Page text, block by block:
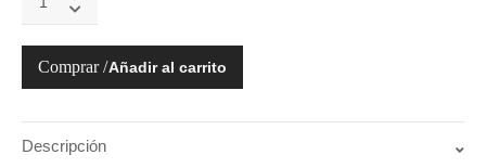
Submersible
PAM01024
Añadir al carrito
Descripción